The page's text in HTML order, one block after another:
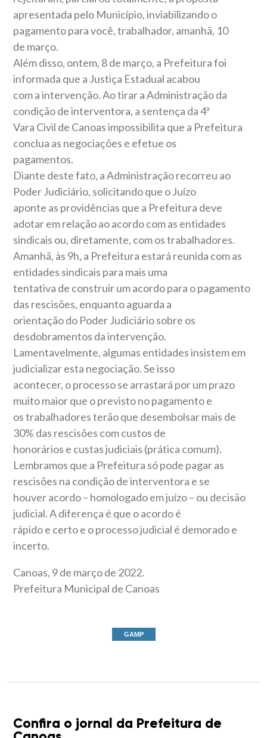
apresentada pelo Município, inviabilizando o
pagamento para você, trabalhador, amanhã, 10
de março.
Além disso, ontem, 8 de março, a Prefeitura foi
informada que a Justiça Estadual acabou
com a intervenção. Ao tirar a Administração da
condição de interventora, a sentença da 4ª
Vara Civil de Canoas impossibilita que a Prefeitura
conclua as negociações e efetue os
pagamentos.
Diante deste fato, a Administração recorreu ao
Poder Judiciário, solicitando que o Juízo
aponte as providências que a Prefeitura deve
adotar em relação ao acordo com as entidades
sindicais ou, diretamente, com os trabalhadores.
Amanhã, às 9h, a Prefeitura estará reunida com as
entidades sindicais para mais uma
tentativa de construir um acordo para o pagamento
das rescisões, enquanto aguarda a
orientação do Poder Judiciário sobre os
desdobramentos da intervenção.
Lamentavelmente, algumas entidades insistem em
judicializar esta negociação. Se isso
acontecer, o processo se arrastará por um prazo
muito maior que o previsto no pagamento e
os trabalhadores terão que desembolsar mais de
30% das rescisões com custos de
honorários e custas judiciais (prática comum).
Lembramos que a Prefeitura só pode pagar as
rescisões na condição de interventora e se
houver acordo – homologado em juízo – ou decisão
judicial. A diferença é que o acordo é
rápido e certo e o processo judicial é demorado e
incerto.
Canoas, 9 de março de 2022.
Prefeitura Municipal de Canoas
GAMP
Confira o jornal da Prefeitura de